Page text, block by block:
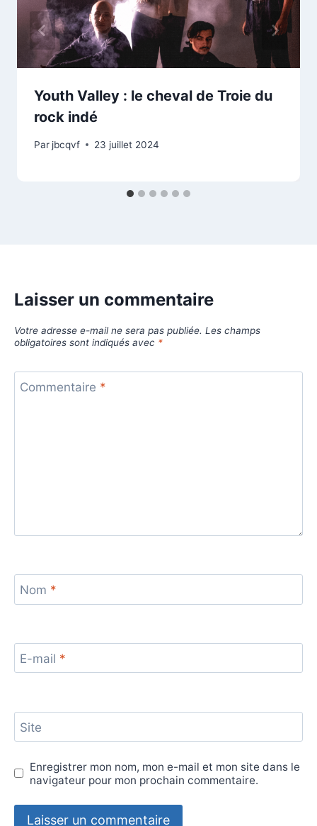
Youth Valley : le cheval de Troie du
rock indé
Par jbcqvf 23 juillet 2024
Laisser un commentaire
Votre adresse e-mail ne sera pas publiée. Les champs
obligatoires sont indiqués avec *
Commentaire *
Nom *
E-mail *
Site
Enregistrer mon nom, mon e-mail et mon site dans le
navigateur pour mon prochain commentaire.